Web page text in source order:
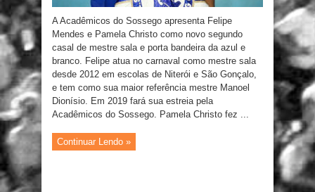
A Acadêmicos do Sossego apresenta Felipe
Mendes e Pamela Christo como novo segundo
casal de mestre sala e porta bandeira da azul e
branco. Felipe atua no carnaval como mestre sala
desde 2012 em escolas de Niterói e São Gonçalo,
e tem como sua maior referência mestre Manoel
Dionísio. Em 2019 fará sua estreia pela
Acadêmicos do Sossego. Pamela Christo fez ...
Continuar Lendo »